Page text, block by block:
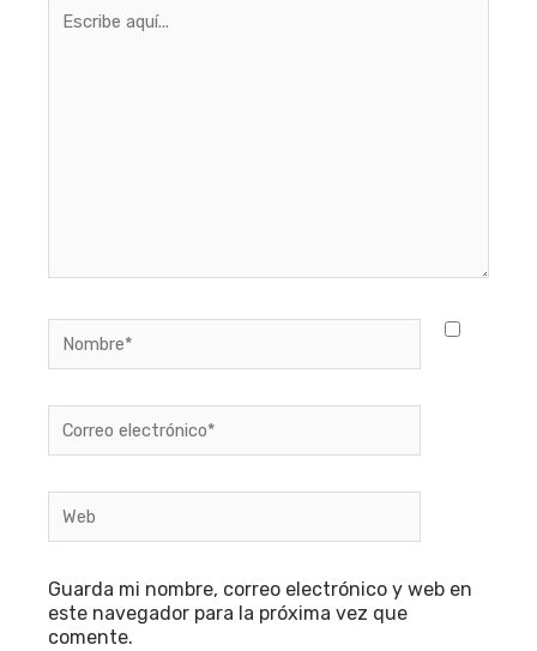
aquí...
electrónico*
Guarda mi nombre, correo electrónico y web en
este navegador para la próxima vez que
comente.